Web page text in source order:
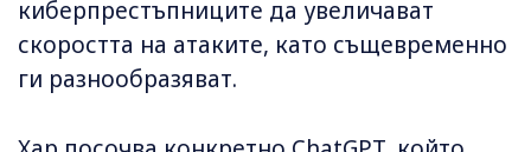
киберпрестъпниците да увеличават
скоростта на атаките, като същевременно
ги разнообразяват.